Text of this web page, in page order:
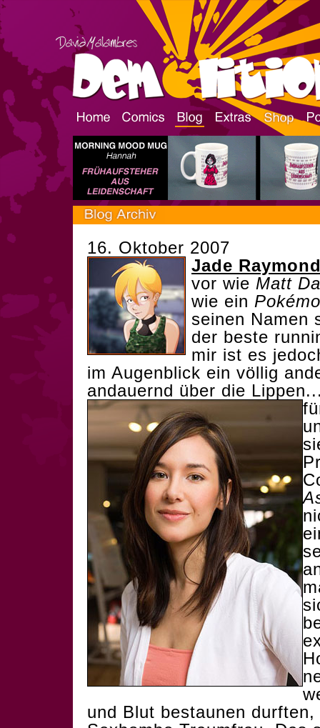
16. Oktober 2007
Jade
vor wie Matt
wie ein
seinen Namen
der beste
mir ist es
im Augenblick ein völlig
andauernd über die
und Blut bestaunen